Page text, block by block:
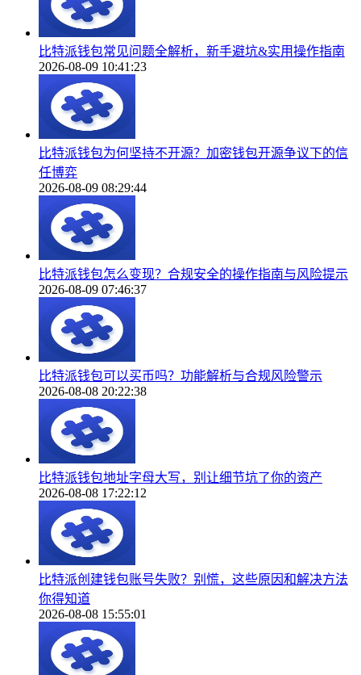
比特派钱包常见问题全解析，新手避坑&实用操作指南
2026-08-09 10:41:23
比特派钱包为何坚持不开源？加密钱包开源争议下的信
任博弈
2026-08-09 08:29:44
比特派钱包怎么变现？合规安全的操作指南与风险提示
2026-08-09 07:46:37
比特派钱包可以买币吗？功能解析与合规风险警示
2026-08-08 20:22:38
比特派钱包地址字母大写，别让细节坑了你的资产
2026-08-08 17:22:12
比特派创建钱包账号失败？别慌，这些原因和解决方法
你得知道
2026-08-08 15:55:01